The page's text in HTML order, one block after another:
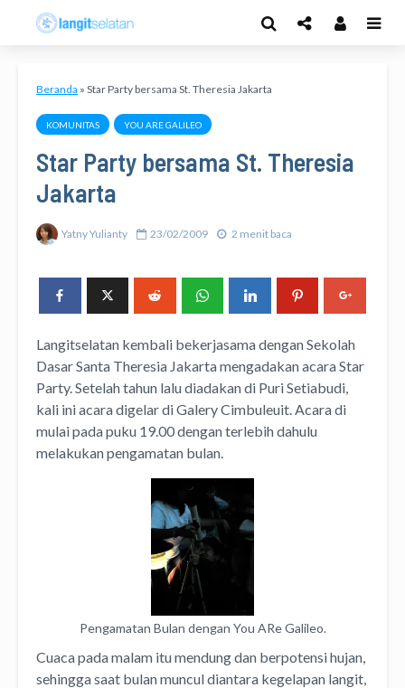
Beranda » Star Party bersama St. Theresia Jakarta
KOMUNITAS YOU ARE GALILEO
Star Party bersama St. Theresia
Jakarta
Yatny Yulianty 23/02/2009 2 menit baca
Langitselatan kembali bekerjasama dengan Sekolah
Dasar Santa Theresia Jakarta mengadakan acara Star
Party. Setelah tahun lalu diadakan di Puri Setiabudi,
kali ini acara digelar di Galery Cimbuleuit. Acara di
mulai pada puku 19.00 dengan terlebih dahulu
melakukan pengamatan bulan.
Pengamatan Bulan dengan You ARe Galileo.
Cuaca pada malam itu mendung dan berpotensi hujan,
sehingga saat bulan muncul diantara kegelapan langit,